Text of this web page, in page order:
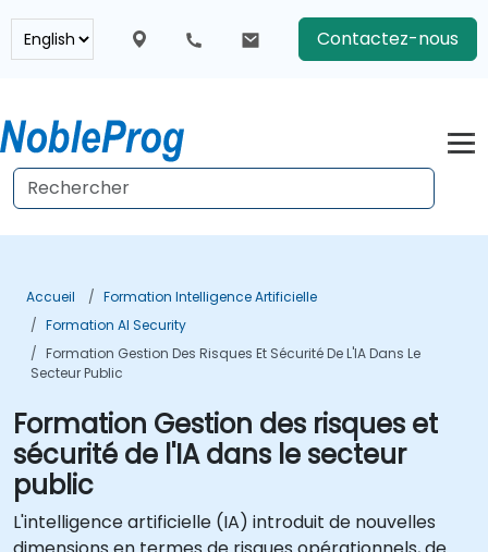
Contactez-nous
Accueil
Formation Intelligence Artificielle
Formation AI Security
Formation Gestion Des Risques Et Sécurité De L'IA Dans Le
Secteur Public
Formation Gestion des risques et
sécurité de l'IA dans le secteur
public
L'intelligence artificielle (IA) introduit de nouvelles